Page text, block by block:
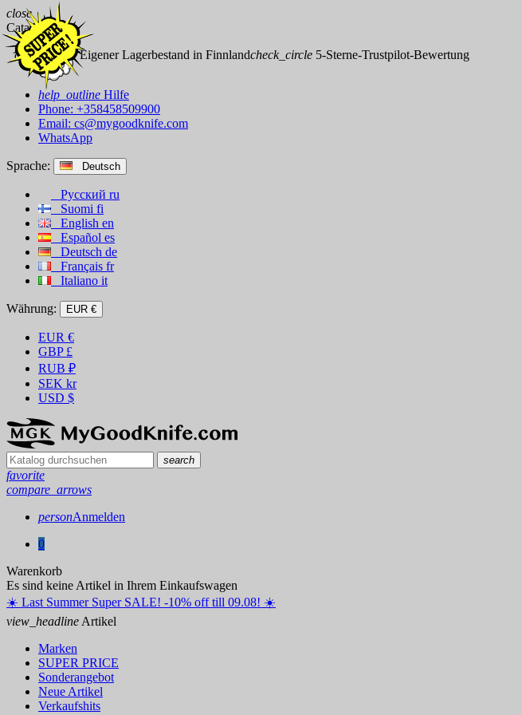
close
Catalog
check_circleEigener Lagerbestand in Finnlandcheck_circle 5-Sterne-Trustpilot-Bewertung
help_outline Hilfe
Phone: +358458509900
Email: cs@mygoodknife.com
WhatsApp
Sprache: Deutsch
Русский ru
Suomi fi
English en
Español es
Deutsch de
Français fr
Italiano it
Währung: EUR €
EUR €
GBP £
RUB ₽
SEK kr
USD $
search
favorite
compare_arrows
personAnmelden
0
Warenkorb
Es sind keine Artikel in Ihrem Einkaufswagen
☀️ ️Last Summer Super SALE! -10% off till 09.08! ☀️
view_headline Artikel
Marken
SUPER PRICE
Sonderangebot
Neue Artikel
Verkaufshits